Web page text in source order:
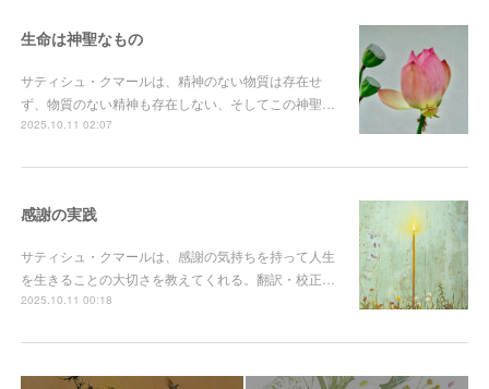
生命は神聖なもの
サティシュ・クマールは、精神のない物質は存在せ
ず、物質のない精神も存在しない、そしてこの神聖…
2025.10.11 02:07
感謝の実践
サティシュ・クマールは、感謝の気持ちを持って人生
を生きることの大切さを教えてくれる。翻訳・校正…
2025.10.11 00:18